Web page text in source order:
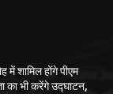
में शामिल होंगे पीएम
का भी करेंगे उद्घाटन,